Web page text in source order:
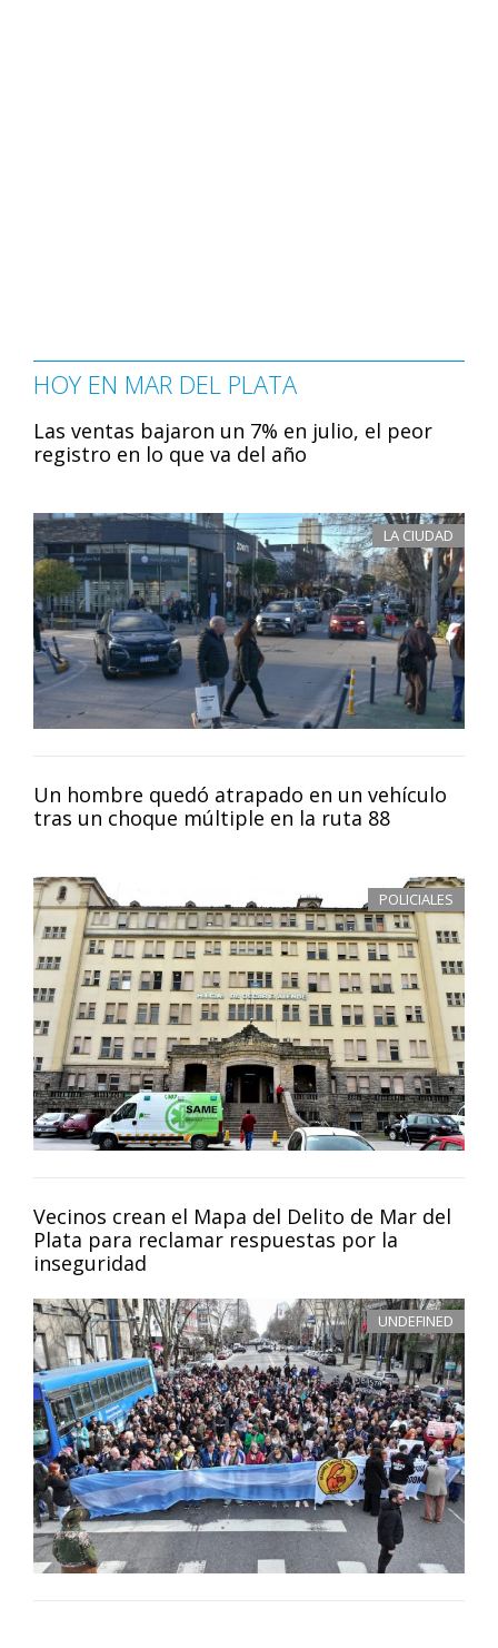
HOY EN MAR DEL PLATA
Las ventas bajaron un 7% en julio, el peor
registro en lo que va del año
LA CIUDAD
Un hombre quedó atrapado en un vehículo
tras un choque múltiple en la ruta 88
POLICIALES
Vecinos crean el Mapa del Delito de Mar del
Plata para reclamar respuestas por la
inseguridad
UNDEFINED